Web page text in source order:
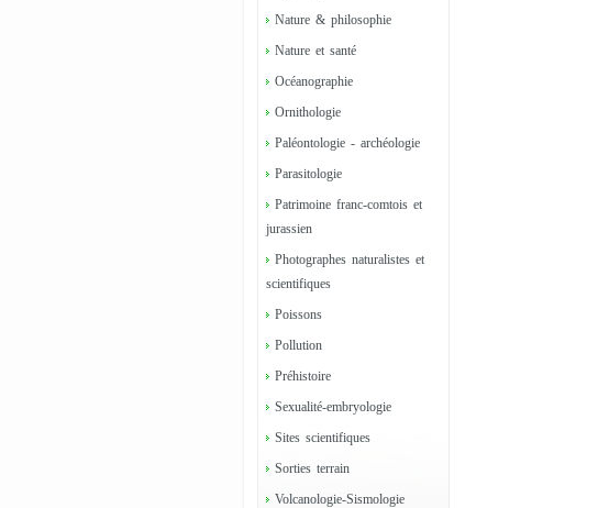
Nature & philosophie
Nature et santé
Océanographie
Ornithologie
Paléontologie - archéologie
Parasitologie
Patrimoine franc-comtois et
jurassien
Photographes naturalistes et
scientifiques
Poissons
Pollution
Préhistoire
Sexualité-embryologie
Sites scientifiques
Sorties terrain
Volcanologie-Sismologie